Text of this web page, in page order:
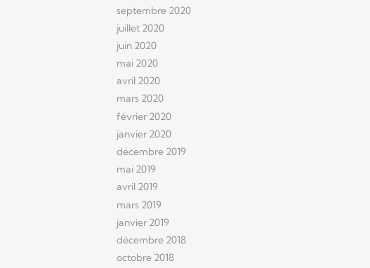
septembre 2020
juillet 2020
juin 2020
mai 2020
avril 2020
mars 2020
février 2020
janvier 2020
décembre 2019
mai 2019
avril 2019
mars 2019
janvier 2019
décembre 2018
octobre 2018